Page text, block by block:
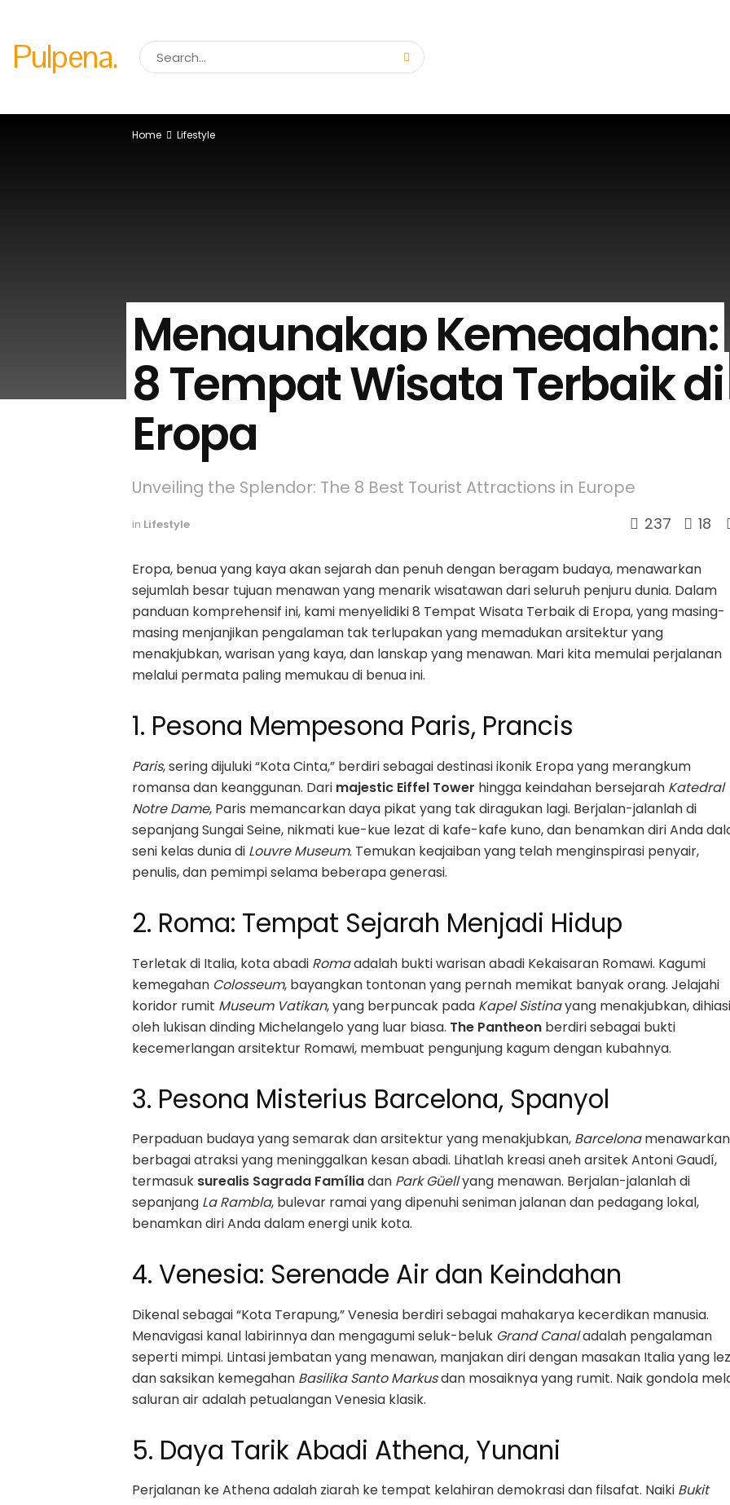
Pulpena.
Home Lifestyle
Mengungkap Kemegahan:
8 Tempat Wisata Terbaik di
Eropa
Unveiling the Splendor: The 8 Best Tourist Attractions in Europe
in Lifestyle 237 18
Eropa, benua yang kaya akan sejarah dan penuh dengan beragam budaya, menawarkan
sejumlah besar tujuan menawan yang menarik wisatawan dari seluruh penjuru dunia. Dalam
panduan komprehensif ini, kami menyelidiki 8 Tempat Wisata Terbaik di Eropa, yang masing-
masing menjanjikan pengalaman tak terlupakan yang memadukan arsitektur yang
menakjubkan, warisan yang kaya, dan lanskap yang menawan. Mari kita memulai perjalanan
melalui permata paling memukau di benua ini.
1. Pesona Mempesona Paris, Prancis
Paris, sering dijuluki “Kota Cinta,” berdiri sebagai destinasi ikonik Eropa yang merangkum
romansa dan keanggunan. Dari majestic Eiffel Tower hingga keindahan bersejarah Katedral
Notre Dame, Paris memancarkan daya pikat yang tak diragukan lagi. Berjalan-jalanlah di
sepanjang Sungai Seine, nikmati kue-kue lezat di kafe-kafe kuno, dan benamkan diri Anda
seni kelas dunia di Louvre Museum. Temukan keajaiban yang telah menginspirasi penyair,
penulis, dan pemimpi selama beberapa generasi.
2. Roma: Tempat Sejarah Menjadi Hidup
Terletak di Italia, kota abadi Romaadalah bukti warisan abadi Kekaisaran Romawi. Kagumi
kemegahan Colosseum, bayangkan tontonan yang pernah memikat banyak orang. Jelajahi
koridor rumit Museum Vatikan, yang berpuncak pada Kapel Sistinayang menakjubkan, dihiasi
oleh lukisan dinding Michelangelo yang luar biasa. The Pantheon berdiri sebagai bukti
kecemerlangan arsitektur Romawi, membuat pengunjung kagum dengan kubahnya.
3. Pesona Misterius Barcelona, Spanyol
Perpaduan budaya yang semarak dan arsitektur yang menakjubkan, Barcelonamenawarkan
berbagai atraksi yang meninggalkan kesan abadi. Lihatlah kreasi aneh arsitek Antoni Gaudí,
termasuk surealis Sagrada Famíliadan Park Güellyang menawan. Berjalan-jalanlah di
sepanjang La Rambla, bulevar ramai yang dipenuhi seniman jalanan dan pedagang lokal,
benamkan diri Anda dalam energi unik kota.
4. Venesia: Serenade Air dan Keindahan
Dikenal sebagai “Kota Terapung,” Venesia berdiri sebagai mahakarya kecerdikan manusia.
Menavigasi kanal labirinnya dan mengagumi seluk-beluk Grand Canaladalah pengalaman
seperti mimpi. Lintasi jembatan yang menawan, manjakan diri dengan masakan Italia yang
dan saksikan kemegahan Basilika Santo Markusdan mosaiknya yang rumit. Naik gondola
saluran air adalah petualangan Venesia klasik.
5. Daya Tarik Abadi Athena, Yunani
Perjalanan ke Athena adalah ziarah ke tempat kelahiran demokrasi dan filsafat. Naiki Bukit